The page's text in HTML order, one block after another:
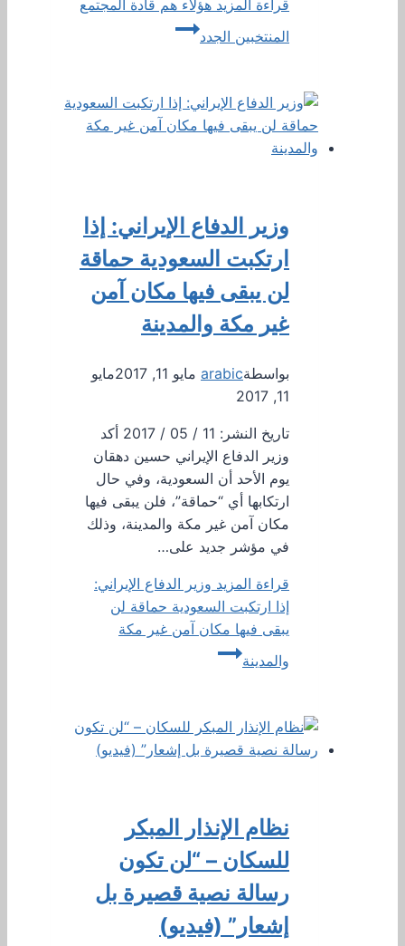
قراءة المزيد هؤلاء هم قادة المجتمع
المنتخبين الجدد
وزير الدفاع الإيراني: إذا
ارتكبت السعودية حماقة
لن يبقى فيها مكان آمن
غير مكة والمدينة
بواسطةarabic مايو 11, 2017
مايو
11, 2017
تاريخ النشر: 11 / 05 / 2017 أكد
وزير الدفاع الإيراني حسين دهقان
يوم الأحد أن السعودية، وفي حال
ارتكابها أي “حماقة”، فلن يبقى فيها
مكان آمن غير مكة والمدينة، وذلك
في مؤشر جديد على…
قراءة المزيد وزير الدفاع الإيراني:
إذا ارتكبت السعودية حماقة لن
يبقى فيها مكان آمن غير مكة
والمدينة
نظام الإنذار المبكر
للسكان – “لن تكون
رسالة نصية قصيرة بل
إشعار” (فيديو)